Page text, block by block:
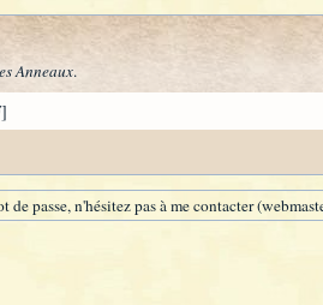
Anneaux.
passe, n'hésitez pas à me contacter